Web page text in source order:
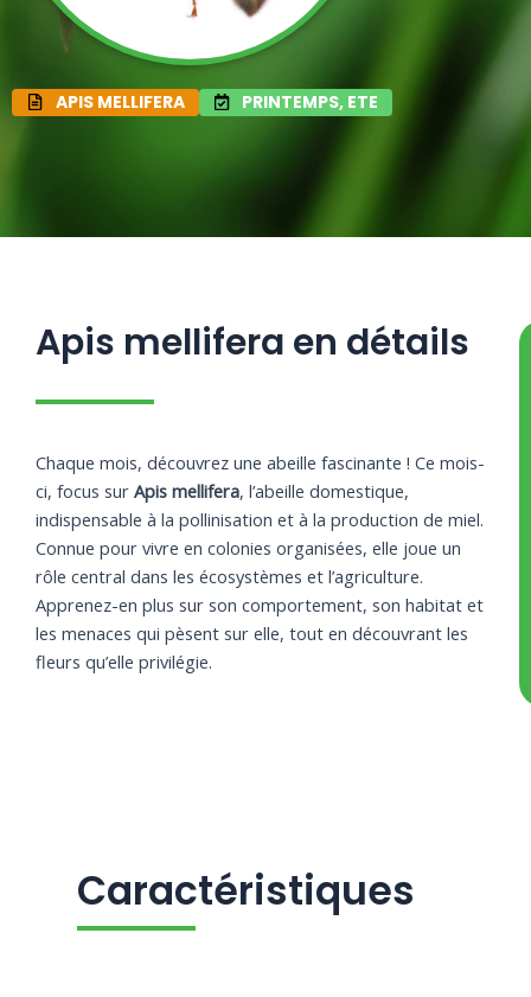
APIS MELLIFERA PRINTEMPS, ETE
Apis mellifera en détails
Chaque mois, découvrez une abeille fascinante ! Ce mois-
ci, focus sur Apis mellifera, l’abeille domestique,
indispensable à la pollinisation et à la production de miel.
Connue pour vivre en colonies organisées, elle joue un
rôle central dans les écosystèmes et l’agriculture.
Apprenez-en plus sur son comportement, son habitat et
les menaces qui pèsent sur elle, tout en découvrant les
fleurs qu’elle privilégie.
Taraxacum
officinale
Lavandula
angustifolia
mellifera
cerasus
Caractéristiques